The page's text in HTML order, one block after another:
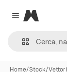
Close menu
Magnific
Home/Stock/Vettori